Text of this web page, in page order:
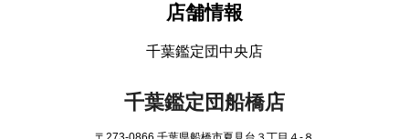
店舗情報
千葉鑑定団中央店
千葉鑑定団船橋店